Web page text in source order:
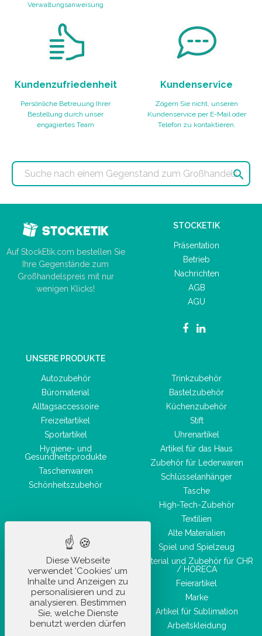
Verwaltungsanweisung
Kundenzufriedenheit
Persönliche Betreuung Ihrer
Bestellung durch unser
engagiertes Team
Kundenservice
Zögern Sie nicht, unseren
Kundenservice per E-Mail oder
Telefon zu kontaktieren.

Auf StockEtik.com bestellen Sie
Ihre Gegenstände zum
Großhandelspreis mit nur
wenigen Klicks!
STOCKETIK
Präsentation
Betrieb
Nachrichten
AGB
AGU
UNSERE PRODUKTE
Autozubehör
Büromaterial
Alltagsaccessoire
Freizeitartikel
Sportartikel
Hygiene- und
Gesundheitsprodukte
Taschenwaren
Schönheitszubehör
Trinkzubehör
Bastelzubehör
Küchenzubehör
Stift
Uhrenartikel
Artikel für das Haus
Zubehör für Lederwaren
Schlüsselanhänger
Tasche
High-Tech-Zubehör
Textilien
Alte Materialien
Spiel und Spielzeug
Material und Zubehör für CHR
/ HORECA
Feierartikel
Marke
Artikel für Sublimation
Arbeitskleidung
Diese Webseite
verwendet 'Cookies' um
Inhalte und Anzeigen zu
personalisieren und zu
analysieren. Bestimmen
Sie, welche Dienste
benutzt werden dürfen